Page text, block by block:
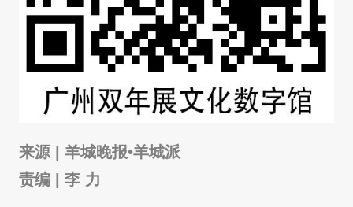
来源 | 羊城晚报•羊城派
责编 | 李 力